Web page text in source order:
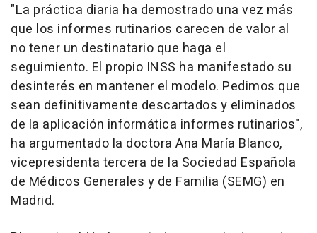
"La práctica diaria ha demostrado una vez más
que los informes rutinarios carecen de valor al
no tener un destinatario que haga el
seguimiento. El propio INSS ha manifestado su
desinterés en mantener el modelo. Pedimos que
sean definitivamente descartados y eliminados
de la aplicación informática informes rutinarios",
ha argumentado la doctora Ana María Blanco,
vicepresidenta tercera de la Sociedad Española
de Médicos Generales y de Familia (SEMG) en
Madrid.